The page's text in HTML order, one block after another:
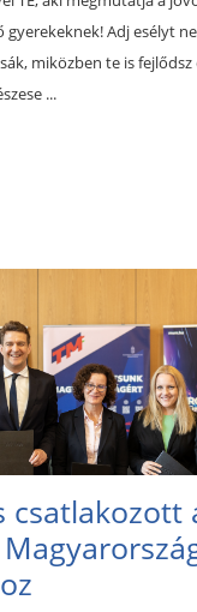
gyerekeknek! Adj esélyt
miközben te is
...
csatlakozott